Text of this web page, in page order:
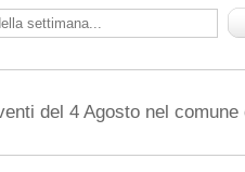
del 4 Agosto nel